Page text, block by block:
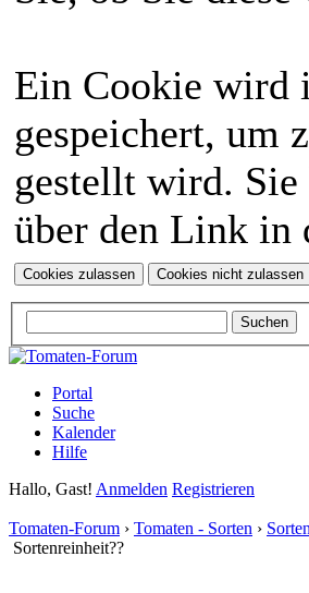
Ein Cookie wird
gespeichert, um
gestellt wird.
über den Link in
Portal
Suche
Kalender
Hilfe
Hallo, Gast! Anmelden Registrieren
Tomaten-Forum › Tomaten - Sorten ›
Sortenreinheit??